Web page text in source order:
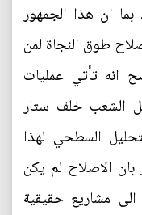
ان هذا الجمهور
طوق النجاة لمن
انه تأتي عمليات
الشعب خلف ستار
السطحي لهذا
الاصلاح لم يكن
مشاريع حقيقية